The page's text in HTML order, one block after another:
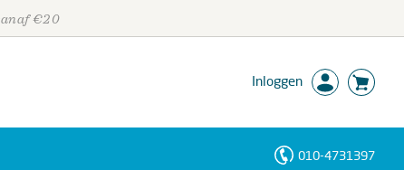
€20
Inloggen
010-4731397